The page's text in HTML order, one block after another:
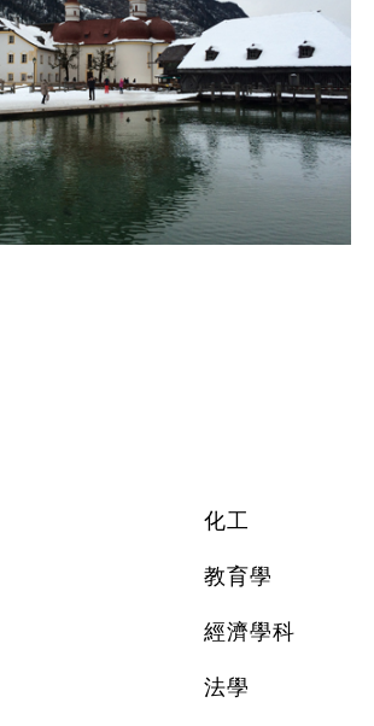
化工
教育學
經濟學科
法學